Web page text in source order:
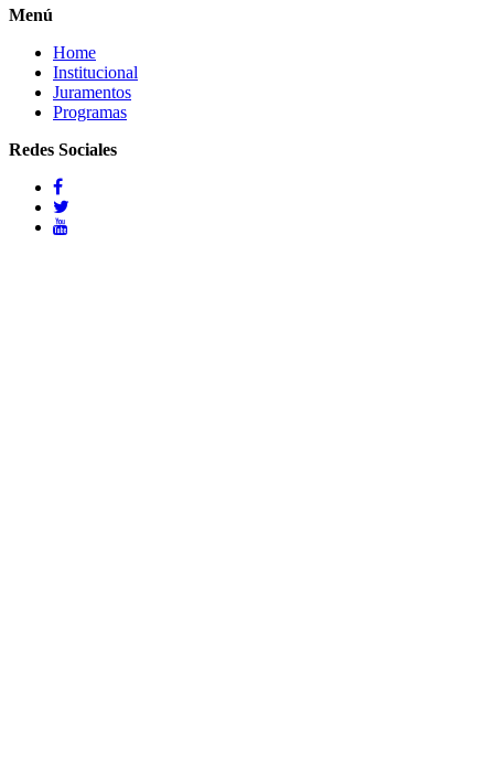
Menú
Home
Institucional
Juramentos
Programas
Redes Sociales